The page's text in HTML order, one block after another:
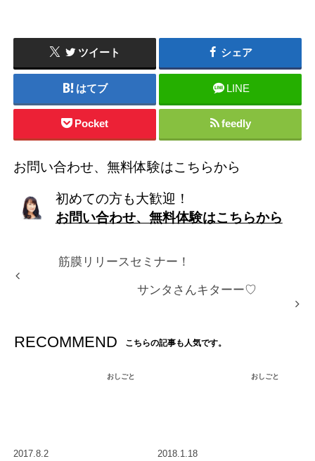
ツイート シェア
はてブ LINE
Pocket feedly
お問い合わせ、無料体験はこちらから
初めての方も大歓迎！
お問い合わせ、無料体験はこちらから
筋膜リリースセミナー！
サンタさんキターー♡
RECOMMEND こちらの記事も人気です。
おしごと
2017.8.2
おしごと
2018.1.18